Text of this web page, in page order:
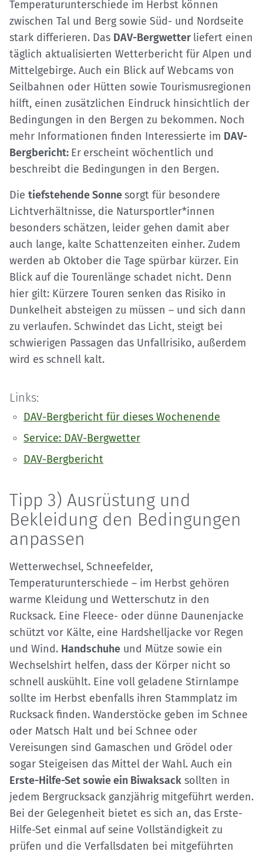
Temperaturunterschiede im Herbst können
zwischen Tal und Berg sowie Süd- und Nordseite
stark differieren. Das DAV-Bergwetter liefert einen
täglich aktualisierten Wetterbericht für Alpen und
Mittelgebirge. Auch ein Blick auf Webcams von
Seilbahnen oder Hütten sowie Tourismusregionen
hilft, einen zusätzlichen Eindruck hinsichtlich der
Bedingungen in den Bergen zu bekommen. Noch
mehr Informationen finden Interessierte im DAV-
Bergbericht: Er erscheint wöchentlich und
beschreibt die Bedingungen in den Bergen.
Die tiefstehende Sonnesorgt für besondere
Lichtverhältnisse, die Natursportler*innen
besonders schätzen, leider gehen damit aber
auch lange, kalte Schattenzeiten einher. Zudem
werden ab Oktober die Tage spürbar kürzer. Ein
Blick auf die Tourenlänge schadet nicht. Denn
hier gilt: Kürzere Touren senken das Risiko in
Dunkelheit absteigen zu müssen – und sich dann
zu verlaufen. Schwindet das Licht, steigt bei
schwierigen Passagen das Unfallrisiko, außerdem
wird es schnell kalt.
Links:
DAV-Bergbericht für dieses Wochenende
Service: DAV-Bergwetter
DAV-Bergbericht
Tipp 3) Ausrüstung und
Bekleidung den Bedingungen
anpassen
Wetterwechsel, Schneefelder,
Temperaturunterschiede – im Herbst gehören
warme Kleidung und Wetterschutz in den
Rucksack. Eine Fleece- oder dünne Daunenjacke
schützt vor Kälte, eine Hardshelljacke vor Regen
und Wind. Handschuhe und Mütze sowie ein
Wechselshirt helfen, dass der Körper nicht so
schnell auskühlt. Eine voll geladene Stirnlampe
sollte im Herbst ebenfalls ihren Stammplatz im
Rucksack finden. Wanderstöcke geben im Schnee
oder Matsch Halt und bei Schnee oder
Vereisungen sind Gamaschen und Grödel oder
sogar Steigeisen das Mittel der Wahl. Auch ein
Erste-Hilfe-Set sowie ein Biwaksack sollten in
jedem Bergrucksack ganzjährig mitgeführt werden.
Bei der Gelegenheit bietet es sich an, das Erste-
Hilfe-Set einmal auf seine Vollständigkeit zu
prüfen und die Verfallsdaten bei mitgeführten